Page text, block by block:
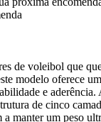
de voleibol que
modelo oferece
e
de cinco
a manter um peso